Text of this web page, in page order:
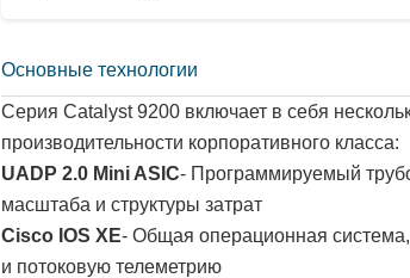
Основные технологии
Серия Catalyst 9200 включает в себя
производительности корпоративного класса:
UADP 2.0 Mini ASIC- Программируемый
масштаба и структуры затрат
Cisco IOS XE- Общая операционная
и потоковую телеметрию